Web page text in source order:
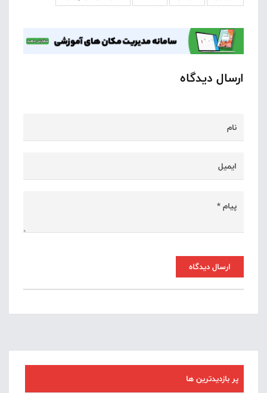
ارسال دیدگاه
ارسال دیدگاه
پر بازدیدترین ها